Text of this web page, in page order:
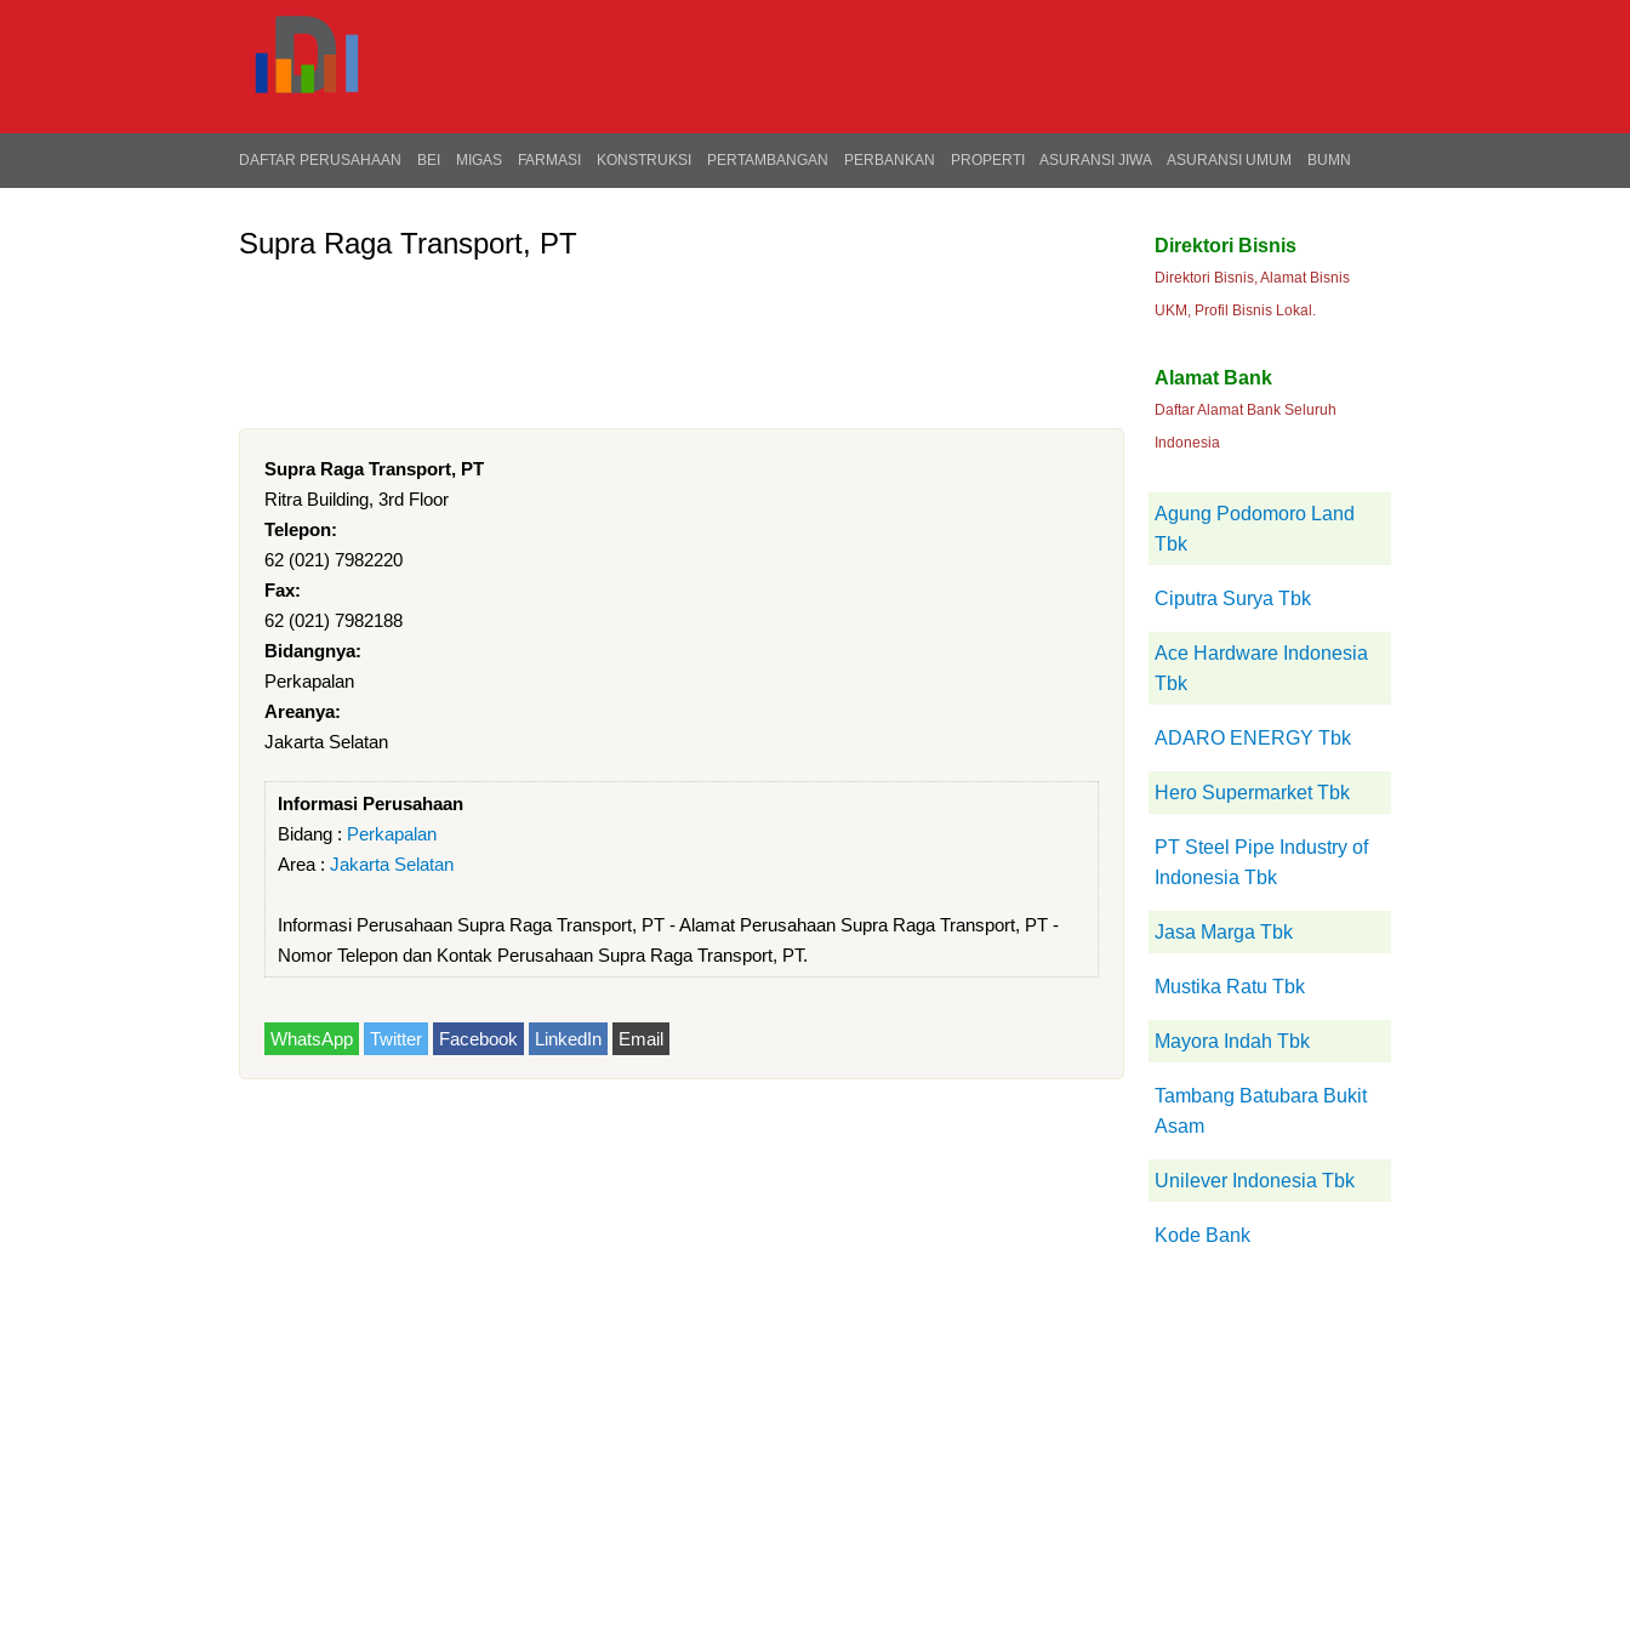
DAFTAR PERUSAHAAN BEI MIGAS FARMASI KONSTRUKSI PERTAMBANGAN PERBANKAN PROPERTI ASURANSI JIWA ASURANSI UMUM BUMN
Supra Raga Transport, PT
Supra Raga Transport, PT
Ritra Building, 3rd Floor
Telepon:
62 (021) 7982220
Fax:
62 (021) 7982188
Bidangnya:
Perkapalan
Areanya:
Jakarta Selatan
Informasi Perusahaan
Bidang : Perkapalan
Area : Jakarta Selatan
Informasi Perusahaan Supra Raga Transport, PT - Alamat Perusahaan Supra Raga Transport, PT -
Nomor Telepon dan Kontak Perusahaan Supra Raga Transport, PT.
WhatsApp Twitter Facebook LinkedIn Email
Direktori Bisnis
Direktori Bisnis, Alamat Bisnis
UKM, Profil Bisnis Lokal.
Alamat Bank
Daftar Alamat Bank Seluruh
Indonesia
Agung Podomoro Land
Tbk
Ciputra Surya Tbk
Ace Hardware Indonesia
Tbk
ADARO ENERGY Tbk
Hero Supermarket Tbk
PT Steel Pipe Industry of
Indonesia Tbk
Jasa Marga Tbk
Mustika Ratu Tbk
Mayora Indah Tbk
Tambang Batubara Bukit
Asam
Unilever Indonesia Tbk
Kode Bank